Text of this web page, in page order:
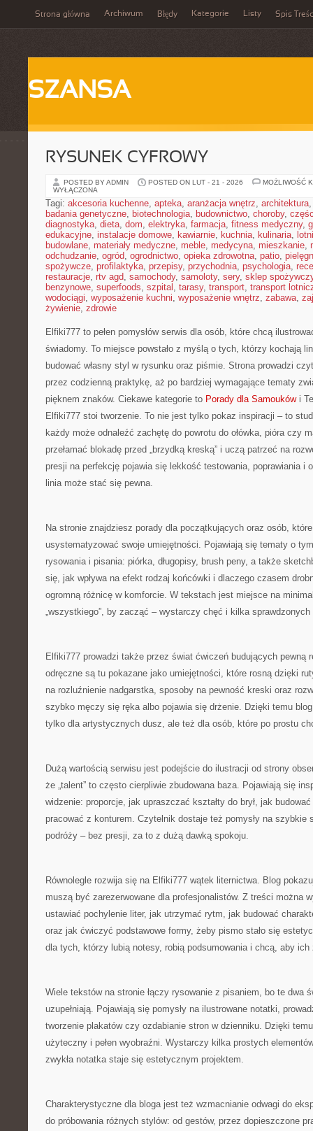
Strona główna Archiwum Błędy Kategorie Listy Spis
SZANSA
RYSUNEK CYFROWY
POSTED BY ADMIN POSTED ON LUT - 21 - 2026
MOŻLIWOŚĆ
WYŁĄCZONA
Tagi: akcesoria kuchenne, apteka, aranżacja wnętrz, architektura
badania genetyczne, biotechnologia, budownictwo, choroby,
diagnostyka, dieta, dom, elektryka, farmacja, fitness medyczny,
edukacyjne, instalacje domowe, kawiarnie, kuchnia, kulinaria,
budowlane, materiały medyczne, meble, medycyna, mieszkanie,
odchudzanie, ogród, ogrodnictwo, opieka zdrowotna, patio,
spożywcze, profilaktyka, przepisy, przychodnia, psychologia,
restauracje, rtv agd, samochody, samoloty, sery, sklep
benzynowe, superfoods, szpital , tarasy, transport, transport
wodociągi, wyposażenie kuchni, wyposażenie wnętrz, zabawa,
żywienie, zdrowie
Elfiki777 to pełen pomysłów serwis dla osób, które chcą
świadomy. To miejsce powstało z myślą o tych, którzy kochają
budować własny styl w rysunku oraz piśmie. Strona prowadzi
przez codzienną praktykę, aż po bardziej wymagające tematy
pięknem znaków. Ciekawe kategorie to Porady dla Samoukówi
Elfiki777 stoi tworzenie. To nie jest tylko pokaz inspiracji – to
każdy może odnaleźć zachętę do powrotu do ołówka, pióra czy
przełamać blokadę przed „brzydką kreską” i uczą patrzeć na
presji na perfekcję pojawia się lekkość testowania, poprawiania i
linia może stać się pewna.
Na stronie znajdziesz porady dla początkujących oraz osób,
usystematyzować swoje umiejętności. Pojawiają się tematy o
rysowania i pisania: piórka, długopisy, brush peny, a także
się, jak wpływa na efekt rodzaj końcówki i dlaczego czasem
ogromną różnicę w komforcie. W tekstach jest miejsce na
„wszystkiego”, by zacząć – wystarczy chęć i kilka sprawdzonych
Elfiki777 prowadzi także przez świat ćwiczeń budujących pewną
odręczne są tu pokazane jako umiejętności, które rosną dzięki
na rozluźnienie nadgarstka, sposoby na pewność kreski oraz
szybko męczy się ręka albo pojawia się drżenie. Dzięki temu
tylko dla artystycznych dusz, ale też dla osób, które po prostu
Dużą wartością serwisu jest podejście do ilustracji od strony
że „talent” to często cierpliwie zbudowana baza. Pojawiają się
widzenie: proporcje, jak upraszczać kształty do brył, jak
pracować z konturem. Czytelnik dostaje też pomysły na szybkie
podróży – bez presji, za to z dużą dawką spokoju.
Równolegle rozwija się na Elfiki777 wątek liternictwa. Blog
muszą być zarezerwowane dla profesjonalistów. Z treści można
ustawiać pochylenie liter, jak utrzymać rytm, jak budować
oraz jak ćwiczyć podstawowe formy, żeby pismo stało się
dla tych, którzy lubią notesy, robią podsumowania i chcą, aby ich
Wiele tekstów na stronie łączy rysowanie z pisaniem, bo te dwa
uzupełniają. Pojawiają się pomysły na ilustrowane notatki,
tworzenie plakatów czy ozdabianie stron w dzienniku. Dzięki
użyteczny i pełen wyobraźni. Wystarczy kilka prostych
zwykła notatka staje się estetycznym projektem.
Charakterystyczne dla bloga jest też wzmacnianie odwagi do
do próbowania różnych stylów: od gestów, przez dopieszczone